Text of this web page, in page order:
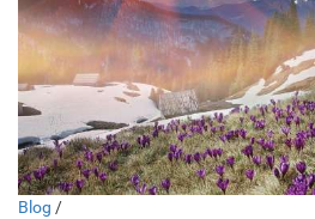
Blog /